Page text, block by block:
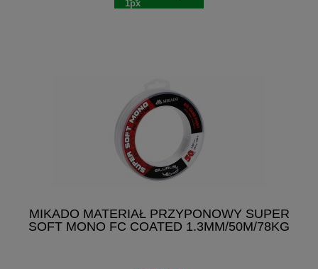
MIKADO MATERIAŁ PRZYPONOWY SUPER
SOFT MONO FC COATED 1.3MM/50M/78KG